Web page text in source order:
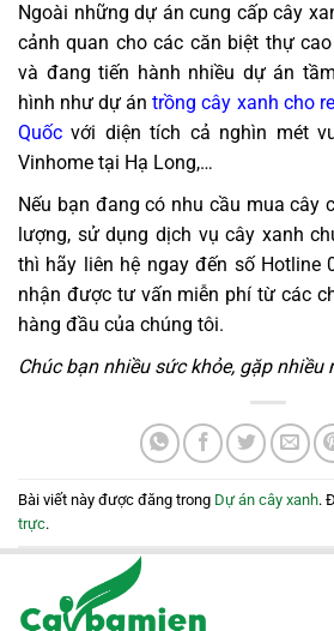
Ngoài những dự án cung cấp cây
cảnh quan cho các căn biệt thự
và đang tiến hành nhiều dự án
hình như dự ántrồng cây xanh cho
Quốc với diện tích cả nghìn mét
Vinhome tại Hạ Long,…
Nếu bạn đang có nhu cầu mua cây
lượng, sử dụng dịch vụ cây xanh
thì hãy liên hệ ngay đến số Hotline
nhận được tư vấn miễn phí từ các
hàng đầu của chúng tôi.
Chúc bạn nhiều sức khỏe, gặp nhiều
Bài viết này được đăng trong Dự án cây xanh.
trực.